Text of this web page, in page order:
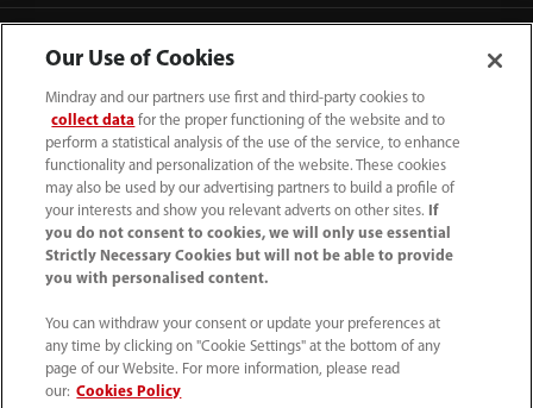
(82-2) 5688 040
intl-market@mindray.com
이용 약관｜사이트 맵
Our Use of Cookies
Mindray and our partners use first and third-party cookies to
collect data for the proper functioning of the website and to
perform a statistical analysis of the use of the service, to enhance
functionality and personalization of the website. These cookies
may also be used by our advertising partners to build a profile of
your interests and show you relevant adverts on other sites.
If
you do not consent to cookies, we will only use essential
Strictly Necessary Cookies but will not be able to provide
you with personalised content.
You can withdraw your consent or update your preferences at
any time by clicking on "Cookie Settings" at the bottom of any
page of our Website. For more information, please read
our: Cookies Policy